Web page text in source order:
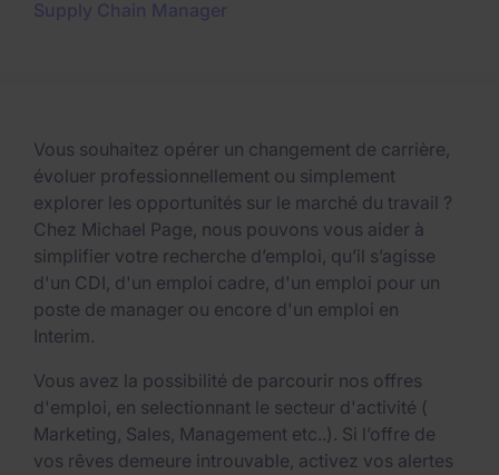
Supply Chain Manager
Vous souhaitez opérer un changement de carrière,
évoluer professionnellement ou simplement
explorer les opportunités sur le marché du travail ?
Chez Michael Page, nous pouvons vous aider à
simplifier votre recherche d’emploi, qu’il s’agisse
d'un CDI, d'un emploi cadre, d'un emploi pour un
poste de manager ou encore d'un emploi en
Interim.
Vous avez la possibilité de parcourir nos offres
d'emploi, en selectionnant le secteur d'activité (
Marketing, Sales, Management etc..). Si l’offre de
vos rêves demeure introuvable, activez vos alertes